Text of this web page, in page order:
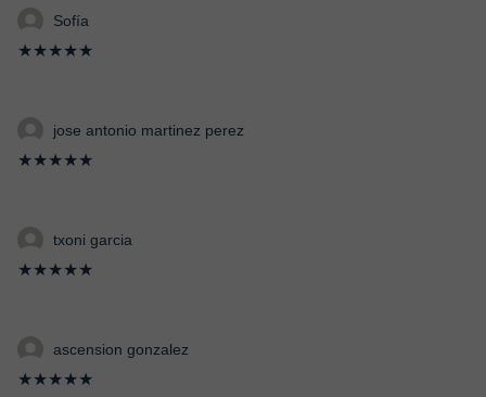
Sofía
★★★★★
jose antonio martinez perez
★★★★★
txoni garcia
★★★★★
ascension gonzalez
★★★★★